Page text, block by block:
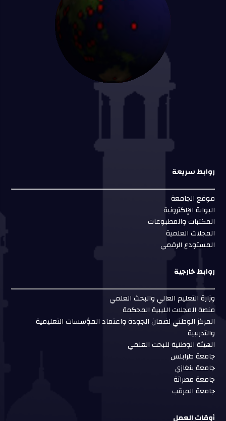
روابط سريعة
موقع الجامعة
البوابة الإلكترونية
المكتبات والمطبوعات
المجلات العلمية
المستودع الرقمي
روابط خارجية
وزارة التعليم العالي والبحث العلمي
منصة المجلات الليبية المحكمة
المركز الوطني لضمان الجودة واعتماد المؤسسات التعليمية
والتدريبية
الهيئة الوطنية للبحث العلمي
جامعة طرابلس
جامعة بنغازي
جامعة مصراتة
جامعة المرقب
أوقات العمل